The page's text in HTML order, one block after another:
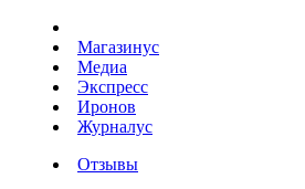
Магазинус
Медиа
Экспресс
Иронов
Журналус
Отзывы